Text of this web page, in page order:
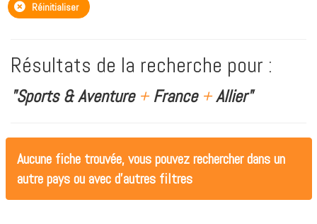
Réinitialiser
Résultats de la recherche pour :
"Sports & Aventure +France +Allier"
Aucune fiche trouvée, vous pouvez rechercher dans un
autre pays ou avec d'autres filtres